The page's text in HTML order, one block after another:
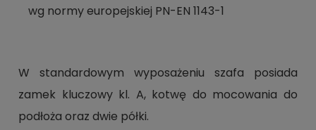
wg normy europejskiej PN-EN 1143-1
W standardowym wyposażeniu szafa posiada
zamek kluczowy kl. A, kotwę do mocowania do
podłoża oraz dwie półki.